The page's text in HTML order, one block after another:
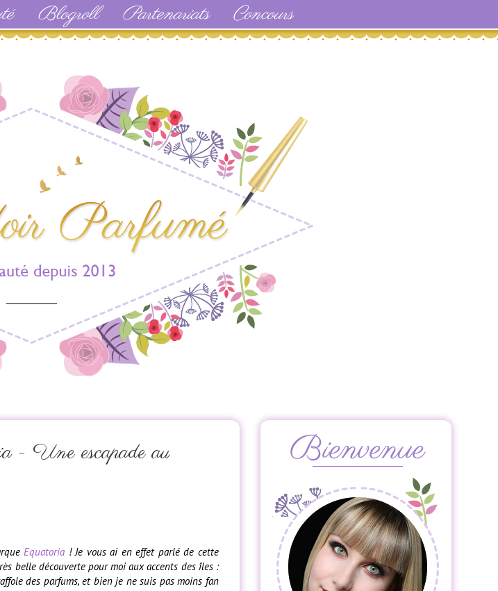
Blogroll Partenariats Concours
- Une escapade au
Equatoria ! Je vous ai en effet parlé de cette
belle découverte pour moi aux accents des îles :
des parfums, et bien je ne suis pas moins fan